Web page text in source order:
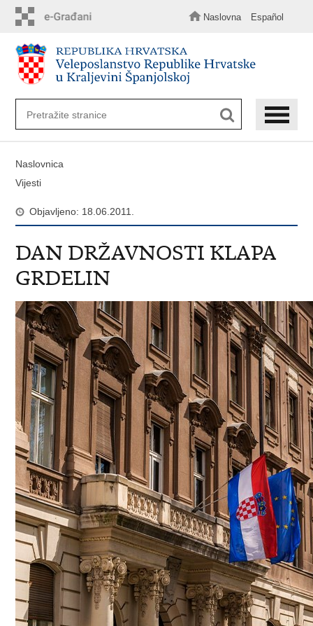
sadržaj
Naslovna Español
Naslovnica
Vijesti
Objavljeno: 18.06.2011.
DAN DRŽAVNOSTI KLAPA
GRDELIN